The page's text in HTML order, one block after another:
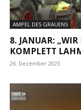
AMPEL DES GRAUENS
8. JANUAR:
KOMPLETT
26. Dezember 2023